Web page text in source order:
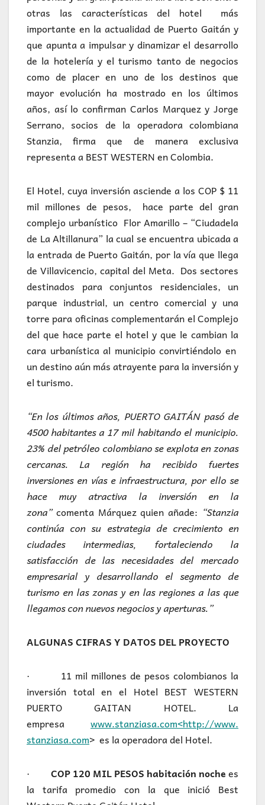
otras las características del hotel más
importante en la actualidad de Puerto Gaitán y
que apunta a impulsar y dinamizar el desarrollo
de la hotelería y el turismo tanto de negocios
como de placer en uno de los destinos que
mayor evolución ha mostrado en los últimos
años, así lo confirman Carlos Marquez y Jorge
Serrano, socios de la operadora colombiana
Stanzia, firma que de manera exclusiva
representa a BEST WESTERN en Colombia.
El Hotel, cuya inversión asciende a los COP $ 11
mil millones de pesos, hace parte del gran
complejo urbanístico Flor Amarillo – “Ciudadela
de La Altillanura” la cual se encuentra ubicada a
la entrada de Puerto Gaitán, por la vía que llega
de Villavicencio, capital del Meta. Dos sectores
destinados para conjuntos residenciales, un
parque industrial, un centro comercial y una
torre para oficinas complementarán el Complejo
del que hace parte el hotel y que le cambian la
cara urbanística al municipio convirtiéndolo en
un destino aún más atrayente para la inversión y
el turismo.
“En los últimos años, PUERTO GAITÁN pasó de
4500 habitantes a 17 mil habitando el municipio.
23% del petróleo colombiano se explota en zonas
cercanas. La región ha recibido fuertes
inversiones en vías e infraestructura, por ello se
hace muy atractiva la inversión en la
zona”comenta Márquez quien añade: “Stanzia
continúa con su estrategia de crecimiento en
ciudades intermedias, fortaleciendo la
satisfacción de las necesidades del mercado
empresarial y desarrollando el segmento de
turismo en las zonas y en las regiones a las que
llegamos con nuevos negocios y aperturas.”
ALGUNAS CIFRAS Y DATOS DEL PROYECTO
· 11 mil millones de pesos colombianos la
inversión total en el Hotel BEST WESTERN
PUERTO GAITAN HOTEL. La
empresa www.stanziasa.com<http://www.
stanziasa.com> es la operadora del Hotel.
· COP 120 MIL PESOS habitación nochees
la tarifa promedio con la que inició Best